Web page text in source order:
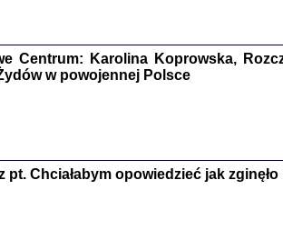
PISZĄCY TE SŁOWA
'z Dziennika' i inne
Józef Zelkowicz, tłum. z jidysz, oprac.
CZYTAJĄC GAZETĘ
Centrum: Karolina Koprowska,
w powojennej Polsce
pt. Chciałabym opowiedzieć jak zginęło